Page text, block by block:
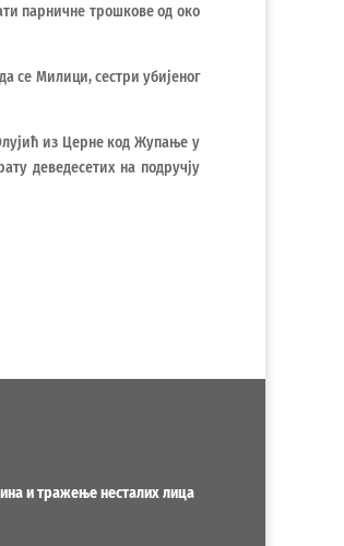
парничне трошкове од око
се Милици, сестри убијеног
из Церне код Жупање у
деведесетих на подручју
и тражење несталих лица